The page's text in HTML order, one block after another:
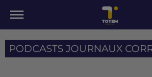
PODCASTS JOURNAUX